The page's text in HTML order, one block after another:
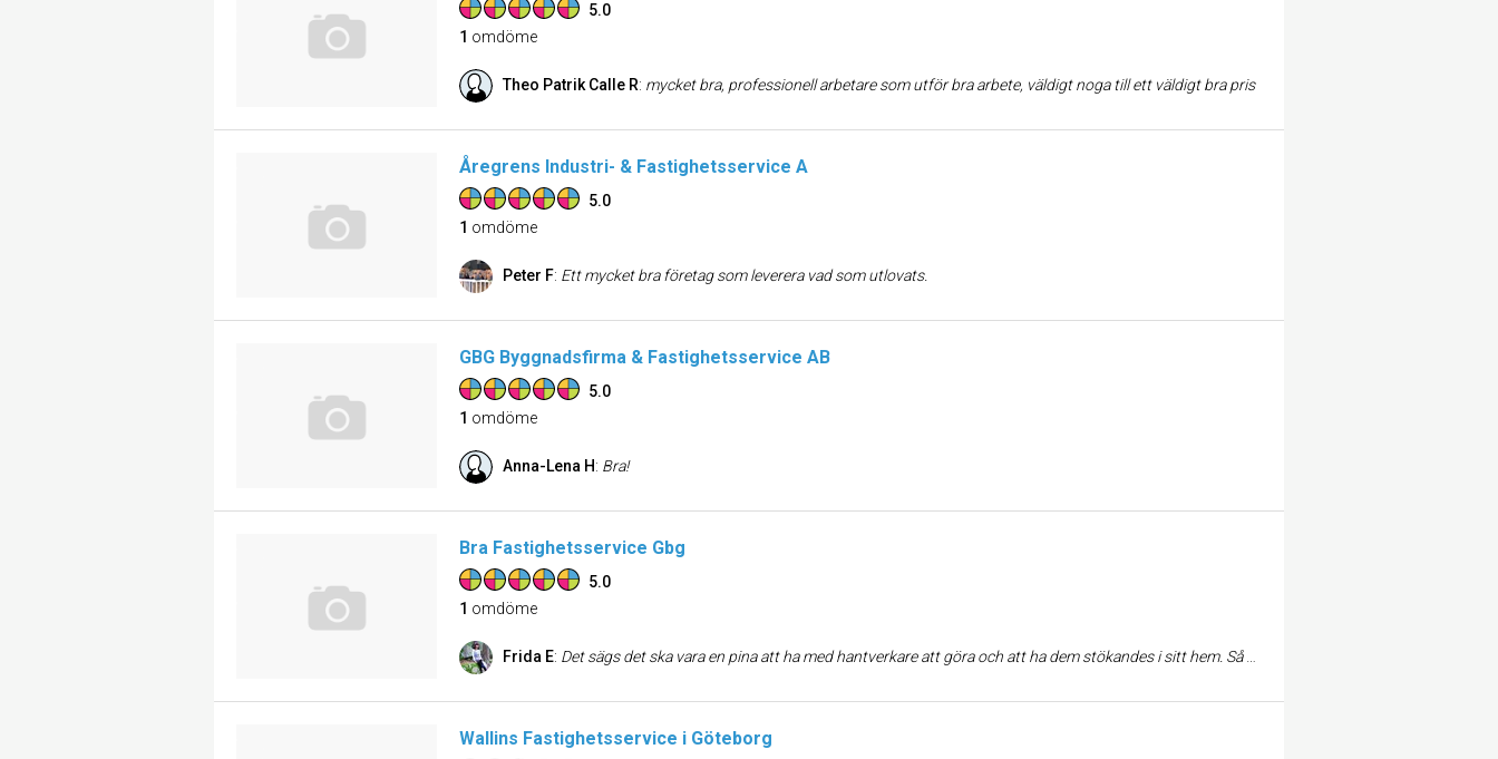
5.0
1 omdöme
Theo Patrik Calle R: mycket bra, professionell arbetare som utför bra arbete, väldigt noga till ett väldigt bra pris
Åregrens Industri- & Fastighetsservice A
5.0
1 omdöme
Peter F: Ett mycket bra företag som leverera vad som utlovats.
GBG Byggnadsfirma & Fastighetsservice AB
5.0
1 omdöme
Anna-Lena H: Bra!
Bra Fastighetsservice Gbg
5.0
1 omdöme
Frida E: Det sägs det ska vara en pina att ha med hantverkare att göra och att ha dem stökandes i sitt hem. Så var inte fallet med detta företag! Oerhört hjälpsamma, duktiga, proffsiga och snabba hantverkare. De tog bort två lager plastgolv och lade in parkett och forslade bort skräpet, i två rum, under en enda lång arbetsdag. Snyggt och bra blev det. Rekommenderas varmt.
Wallins Fastighetsservice i Göteborg